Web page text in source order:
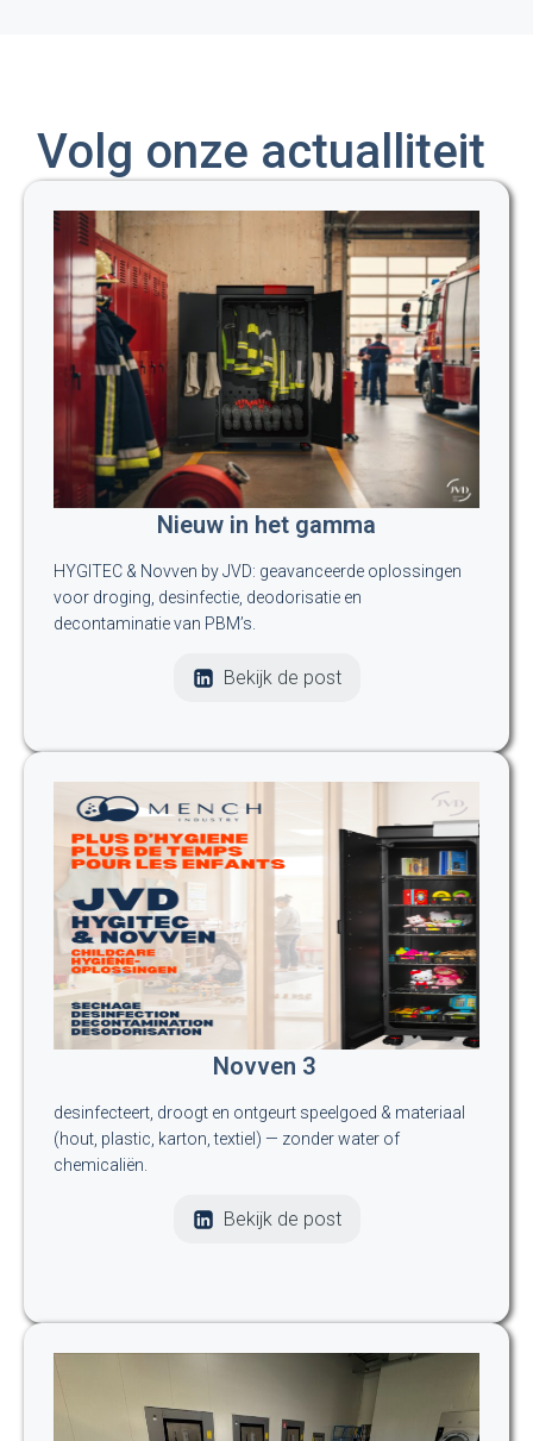
Volg onze actualliteit
Nieuw in het gamma
HYGITEC & Novven by JVD: geavanceerde oplossingen
voor droging, desinfectie, deodorisatie en
decontaminatie van PBM’s.
Bekijk de post
Novven 3
desinfecteert, droogt en ontgeurt speelgoed & materiaal
(hout, plastic, karton, textiel) — zonder water of
chemicaliën.
Bekijk de post